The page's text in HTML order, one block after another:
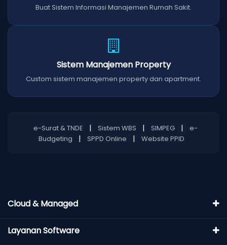
Buat Sistem Informasi Manajemen Rumah Sakit.
Sistem Manajemen Property
Custom sistem manajemen property dan apartment.
e-Surat & TNDE | Sistem WBS | SIMPEG |
e-
Budgeting
| SPPD Online | Website PPID
Cloud & Managed
Layanan Software